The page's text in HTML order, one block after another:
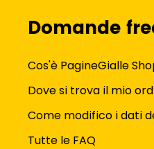
Domande
Cos'è PagineGialle
Dove si trova il mio
Come modifico i dati
Tutte le FAQ